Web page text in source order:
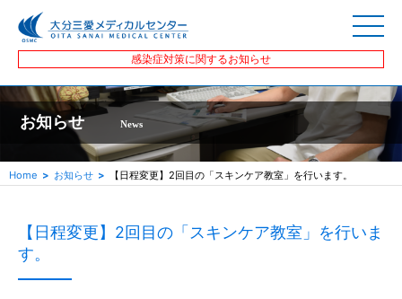
感染症対策に関するお知らせ
お知らせ News
Home お知らせ 【日程変更】2回目の「スキンケア教室」を行います。
【日程変更】2回目の「スキンケア教室」を行いま
す。